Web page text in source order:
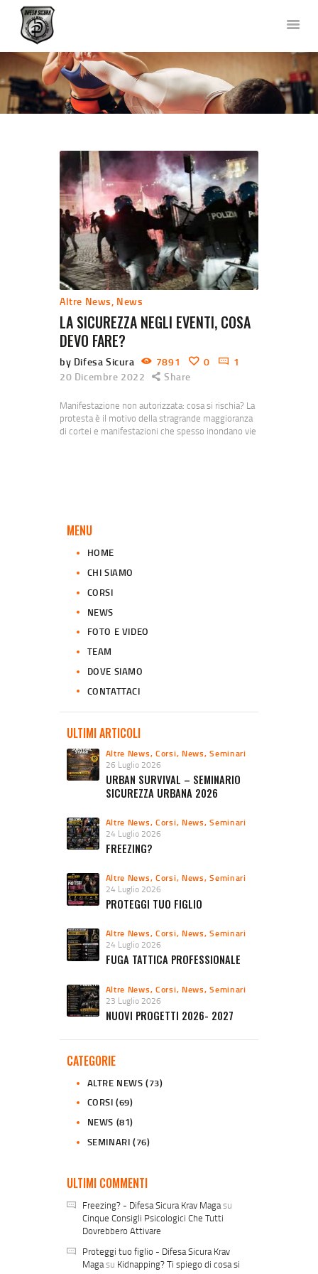
DIFESA SICURA KRAV MAGA
Corsi di Difesa Personale a Bergamo
HOME
CHI SIAMO
NEWS
FOTO E VIDEO
TEAM
COLLABORAZIONI
DOVE SIAMO
CONTATTACI
Altre News, News
LA SICUREZZA NEGLI EVENTI, COSA
DEVO FARE?
by Difesa Sicura 7891 0
1
20 Dicembre 2022
Share
Manifestazione non autorizzata: cosa si rischia? La
protesta è il motivo della stragrande maggioranza
di cortei e manifestazioni che spesso inondano vie
MENU
HOME
CHI SIAMO
CORSI
NEWS
FOTO E VIDEO
TEAM
DOVE SIAMO
CONTATTACI
ULTIMI ARTICOLI
Altre News,Corsi, News,Seminari
26 Luglio 2026
URBAN SURVIVAL – SEMINARIO
SICUREZZA URBANA 2026
Altre News,Corsi, News,Seminari
24 Luglio 2026
FREEZING?
Altre News,Corsi, News,Seminari
24 Luglio 2026
PROTEGGI TUO FIGLIO
Altre News,Corsi, News,Seminari
24 Luglio 2026
FUGA TATTICA PROFESSIONALE
Altre News,Corsi, News,Seminari
23 Luglio 2026
NUOVI PROGETTI 2026- 2027
CATEGORIE
ALTRE NEWS (73)
CORSI (69)
NEWS (81)
SEMINARI (76)
ULTIMI COMMENTI
Freezing? - Difesa Sicura Krav Magasu
Cinque Consigli Psicologici Che Tutti
Dovrebbero Attivare
Proteggi tuo figlio - Difesa Sicura Krav
Magasu Kidnapping? Ti spiego di cosa si